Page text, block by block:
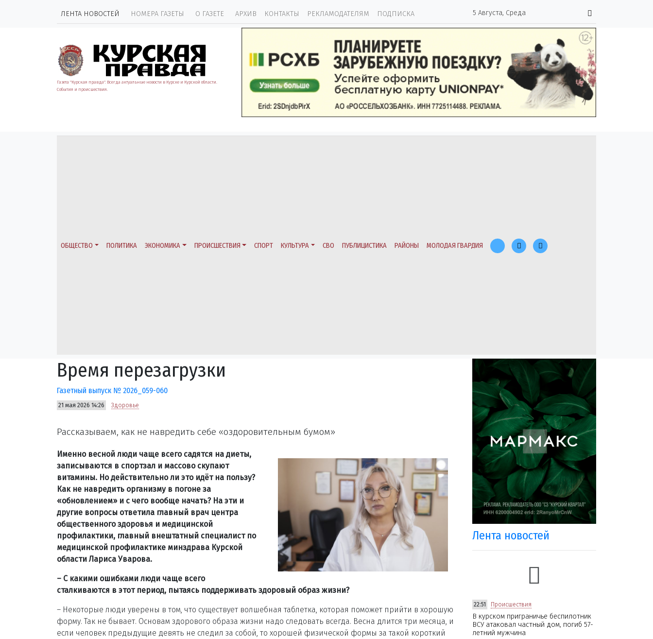
ЛЕНТА НОВОСТЕЙ НОМЕРА ГАЗЕТЫ О ГАЗЕТЕ АРХИВ КОНТАКТЫ РЕКЛАМОДАТЕЛЯМ ПОДПИСКА 5 Августа, Среда
Газета "Курская правда". Всегда актуальные новости в Курске и Курской области.
События и происшествия.
ОБЩЕСТВО ПОЛИТИКА ЭКОНОМИКА ПРОИСШЕСТВИЯ СПОРТ КУЛЬТУРА СВО ПУБЛИЦИСТИКА РАЙОНЫ МОЛОДАЯ ГВАРДИЯ
Время перезагрузки
Газетный выпуск № 2026_059-060
21 мая 2026 14:26 Здоровье
Рассказываем, как не навредить себе «оздоровительным бумом»
Именно весной люди чаще всего садятся на диеты,
записываются в спортзал и массово скупают
витамины. Но действительно ли это идёт на пользу?
Как не навредить организму в погоне за
«обновлением» и с чего вообще начать? На эти и
другие вопросы ответила главный врач центра
общественного здоровья и медицинской
профилактики, главный внештатный специалист по
медицинской профилактике минздрава Курской
области Лариса Уварова.
– С какими ошибками люди чаще всего
сталкиваются в этот период, пытаясь поддерживать здоровый образ жизни?
– Некоторые люди уверены в том, что существует волшебная таблетка, которая поможет прийти в хорошую
форму. Так не бывает. Основам здорового образа жизни надо следовать всегда. Весна длится три месяца, и
если человек предыдущие девять не следил за собой, то хорошей физической формы за такой короткий
Лента новостей
22:51 Происшествия
В курском приграничье беспилотник
ВСУ атаковал частный дом, погиб 57-
летний мужчина